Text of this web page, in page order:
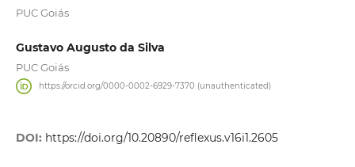
PUC Goiás
Gustavo Augusto da Silva
PUC Goiás
https://orcid.org/0000-0002-6929-7370 (unauthenticated)
DOI: https://doi.org/10.20890/reflexus.v16i1.2605